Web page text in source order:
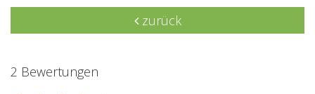
zurück
2 Bewertungen